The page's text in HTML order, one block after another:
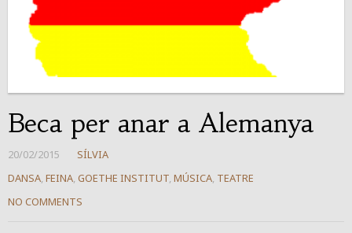
Beca per anar a Alemanya
20/02/2015
SÍLVIA
DANSA, FEINA, GOETHE INSTITUT, MÚSICA, TEATRE
NO COMMENTS